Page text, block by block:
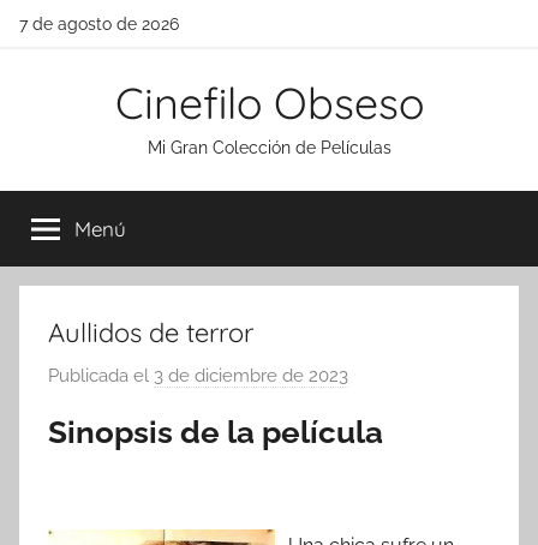
Saltar
7 de agosto de 2026
Cinefilo Obseso
Mi Gran Colección de Películas
Menú
Aullidos de terror
Publicada el 3 de diciembre de 2023
r
Sinopsis de la película